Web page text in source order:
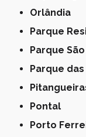
Orlândia
Parque
Parque
Parque
Pontal
Porto